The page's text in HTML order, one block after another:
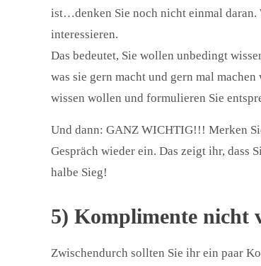
ist…denken Sie noch nicht einmal daran.
interessieren.
Das bedeutet, Sie wollen unbedingt
was sie gern macht und gern mal
wissen wollen und formulieren Sie
Und dann: GANZ WICHTIG!!! Merken
Gespräch wieder ein. Das zeigt ihr, dass
halbe Sieg!
5) Komplimente nicht
Zwischendurch sollten Sie ihr ein paar